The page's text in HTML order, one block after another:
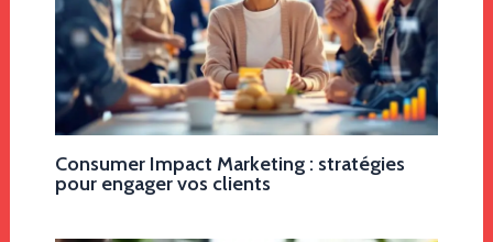
Consumer Impact Marketing : stratégies
pour engager vos clients